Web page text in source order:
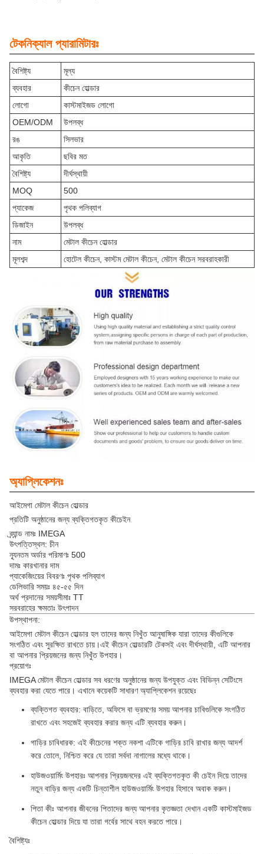
টেকনিক্যাল প্যারামিটারঃ
বৈশিষ্ট্য
মূল্য
ব্যবহার
কীচেন হোল্ডার
লোগো
কাস্টমাইজড লোগো
OEM/ODM
উপলব্ধ
রঙ
সিলভার
আকৃতি
ছবির মত
বৈশিষ্ট্য
দীর্ঘস্থায়ী
MOQ
500
প্যাকেজ
পৃথক পলিব্যাগ
ডিজাইন
উপলব্ধ
নাম
মেটাল কীচেন হোল্ডার
মূলশব্দ
হোটেল কীচেন, কাস্টম মেটাল কীচেন, মেটাল কীচেন সরবরাহকারী
অ্যাপ্লিকেশনঃ
আইমেগা মেটাল কীচেন হোল্ডার
প্রতিটি অনুষ্ঠানের জন্য ব্যক্তিগতকৃত কীচেইন
ব্র্যান্ড নামঃ IMEGA
উৎপত্তিস্থল: চীন
ন্যূনতম অর্ডার পরিমাণঃ 500
দামঃ কারখানার দাম
প্যাকেজিংয়ের বিবরণঃ পৃথক পলিব্যাগ
ডেলিভারি সময়ঃ ৪৫-৫৫ দিন
অর্থ প্রদানের সময়সীমাঃ TT
সরবরাহের ক্ষমতাঃ উৎপাদন
উপস্থাপনা:
আইমেগা মেটাল কীচেন হোল্ডার হল তাদের জন্য নিখুঁত আনুষাঙ্গিক যারা তাদের কীগুলিকে
সংগঠিত এবং সুরক্ষিত রাখতে চায়।এই কীচেন হোল্ডারটি টেকসই এবং দীর্ঘস্থায়ী, এটি আপনার
বা আপনার প্রিয়জনের জন্য নিখুঁত উপহার।
প্রয়োগঃ
IMEGA মেটাল কীচেন হোল্ডার সব ধরণের অনুষ্ঠানের জন্য উপযুক্ত এবং বিভিন্ন সেটিংসে
ব্যবহার করা যেতে পারে। এখানে কয়েকটি সাধারণ অ্যাপ্লিকেশন রয়েছেঃ
ব্যক্তিগত ব্যবহার: বাড়িতে, অফিসে বা ভ্রমণের সময় আপনার চাবিগুলিকে সংগঠিত
রাখতে এবং সহজেই ব্যবহার করার জন্য এটি ব্যবহার করুন।
গাড়ির চাবিধারক: এই কীচেনের শক্ত নকশা এটিকে গাড়ির চাবি রাখার জন্য আদর্শ
করে তোলে, নিশ্চিত করে যে তারা সর্বদা নাগালের মধ্যে থাকে।
হাউজওয়ার্মিং উপহারঃ আপনার প্রিয়জনদের এই ব্যক্তিগতকৃত কী চেইন দিয়ে তাদের
নতুন বাড়ির জন্য একটি চিন্তাশীল হাউজওয়ার্মিং উপহার হিসাবে অবাক করুন।
পিতা কীঃ আপনার জীবনের পিতাদের জন্য আপনার কৃতজ্ঞতা দেখান একটি কাস্টমাইজড
কীচেন হোল্ডার দিয়ে যা তারা গর্বের সাথে বহন করতে পারে।
বৈশিষ্ট্যঃ